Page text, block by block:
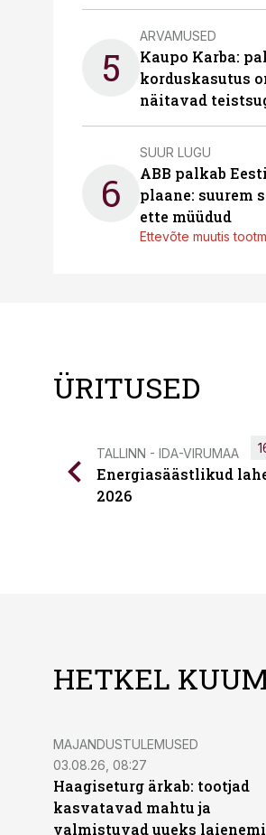
5
ARVAMUSED
Kaupo Karba:
korduskasutus
näitavad
6
SUUR LUGU
ABB palkab
plaane: suurem
ette müüdud
Ettevõte muutis
ÜRITUSED
TALLINN - IDA-VIRUMAA
Energiasäästlikud
2026
HETKEL
MAJANDUSTULEMUSED
03.08.26, 08:27
Haagiseturg ärkab: tootjad
kasvatavad mahtu ja
valmistuvad uueks